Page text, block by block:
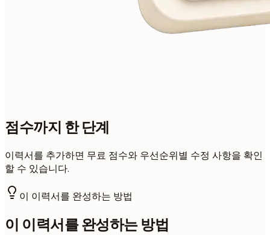
점수까지 한 단계
이력서를 추가하면 무료 점수와 우선순위별 수정 사항을 확인
할 수 있습니다.
이 이력서를 완성하는 방법
이 이력서를 완성하는 방법